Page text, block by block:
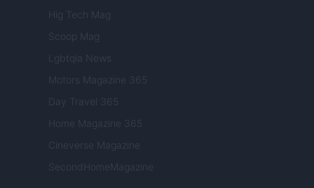
Hig Tech Mag
Scoop Mag
Lgbtqia News
Motors Magazine 365
Day Travel 365
Home Magazine 365
Cineverse Magazine
SecondHomeMagazine